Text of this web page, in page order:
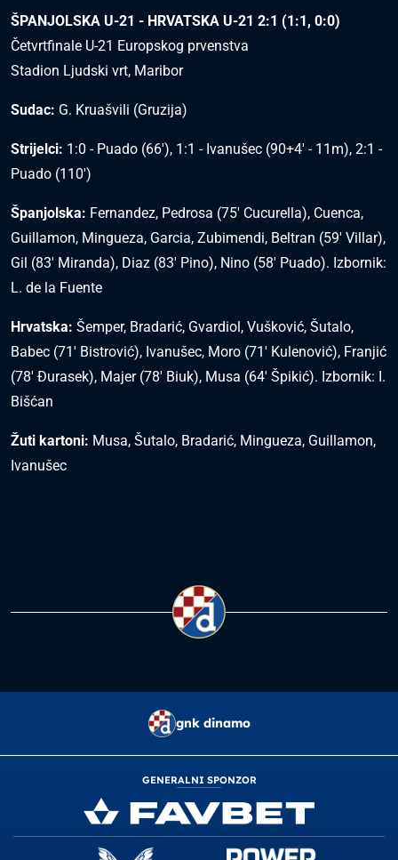
ŠPANJOLSKA U-21 - HRVATSKA U-21 2:1 (1:1, 0:0)
Četvrtfinale U-21 Europskog prvenstva
Stadion Ljudski vrt, Maribor
Sudac: G. Kruašvili (Gruzija)
Strijelci: 1:0 - Puado (66'), 1:1 - Ivanušec (90+4' - 11m), 2:1 -
Puado (110')
Španjolska: Fernandez, Pedrosa (75' Cucurella), Cuenca,
Guillamon, Mingueza, Garcia, Zubimendi, Beltran (59' Villar),
Gil (83' Miranda), Diaz (83' Pino), Nino (58' Puado). Izbornik:
L. de la Fuente
Hrvatska: Šemper, Bradarić, Gvardiol, Vušković, Šutalo,
Babec (71' Bistrović), Ivanušec, Moro (71' Kulenović), Franjić
(78' Đurasek), Majer (78' Biuk), Musa (64' Špikić). Izbornik: I.
Bišćan
Žuti kartoni: Musa, Šutalo, Bradarić, Mingueza, Guillamon,
Ivanušec
gnk dinamo
GENERALNI SPONZOR